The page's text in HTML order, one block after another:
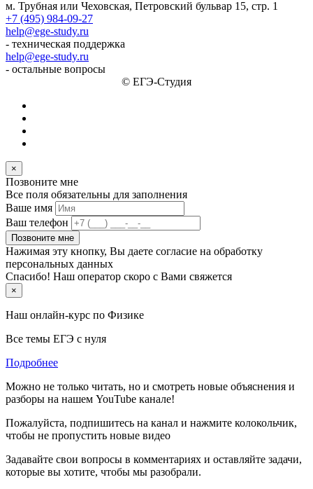
м. Трубная или Чеховская, Петровский бульвар 15, стр. 1
+7 (495) 984-09-27
help@ege-study.ru
- техническая поддержка
help@ege-study.ru
- остальные вопросы
© ЕГЭ-Студия
×
Позвоните мне
Все поля обязательны для заполнения
Ваше имя
Ваш телефон
Позвоните мне
Нажимая эту кнопку, Вы даете согласие на обработку
персональных данных
Спасибо! Наш оператор скоро с Вами свяжется
×
Наш онлайн-курс по Физике
Все темы ЕГЭ с нуля
Подробнее
Можно не только читать, но и смотреть новые объяснения и
разборы на нашем YouTube канале!
Пожалуйста, подпишитесь на канал и нажмите колокольчик,
чтобы не пропустить новые видео
Задавайте свои вопросы в комментариях и оставляйте задачи,
которые вы хотите, чтобы мы разобрали.